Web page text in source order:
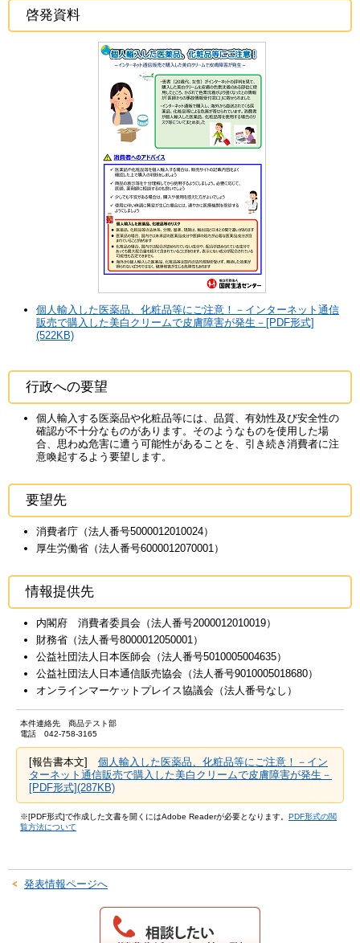
啓発資料
個人輸入した医薬品、化粧品等にご注意！－インターネット通信
販売で購入した美白クリームで皮膚障害が発生－[PDF形式]
(522KB)
行政への要望
個人輸入する医薬品や化粧品等には、品質、有効性及び安全性の
確認が不十分なものがあります。そのようなものを使用した場
合、思わぬ危害に遭う可能性があることを、引き続き消費者に注
意喚起するよう要望します。
要望先
消費者庁（法人番号5000012010024）
厚生労働省（法人番号6000012070001）
情報提供先
内閣府 消費者委員会（法人番号2000012010019）
財務省（法人番号8000012050001）
公益社団法人日本医師会（法人番号5010005004635）
公益社団法人日本通信販売協会（法人番号9010005018680）
オンラインマーケットプレイス協議会（法人番号なし）
本件連絡先 商品テスト部
電話 042-758-3165
[報告書本文] 個人輸入した医薬品、化粧品等にご注意！－イン
ターネット通信販売で購入した美白クリームで皮膚障害が発生－
[PDF形式](287KB)
※[PDF形式]で作成した文書を開くにはAdobe Readerが必要となります。 PDF形式の閲
覧方法について
発表情報ページへ